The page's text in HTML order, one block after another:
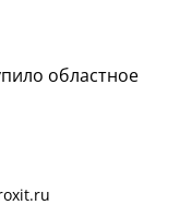
областное